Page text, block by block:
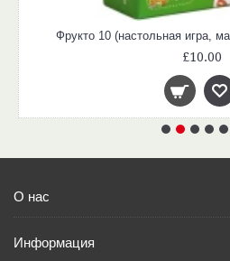
Фрукто 10 (настольная игра,
£10.00
О нас
Информация